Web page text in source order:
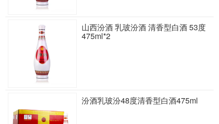
山西汾酒 乳玻汾酒 清香型白酒 53度
475ml*2
汾酒乳玻汾48度清香型白酒475ml